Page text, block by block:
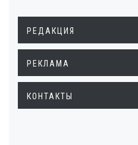
РЕДАКЦИЯ
РЕКЛАМА
КОНТАКТЫ